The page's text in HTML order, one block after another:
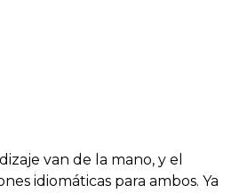
van de la mano, y el
idiomáticas para ambos. Ya